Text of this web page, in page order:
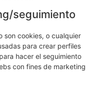
seguimiento
son cookies, o cualquier
para crear perfiles
hacer el seguimiento
con fines de marketing